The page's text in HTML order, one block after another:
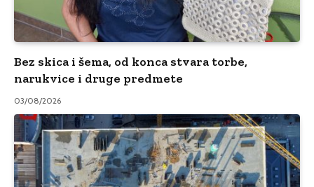
Bez skica i šema, od konca stvara torbe,
narukvice i druge predmete
03/08/2026